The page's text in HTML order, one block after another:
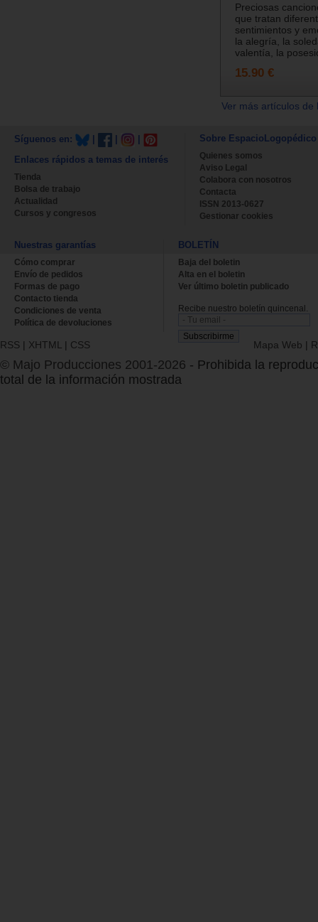
Preciosas
que tratan
sentimientos y
la alegría, la
valentía, la
15.90 €
Ver más artículos
Síguenos en:
Enlaces rápidos a temas de interés
Tienda
Bolsa de trabajo
Actualidad
Cursos y congresos
Sobre EspacioLogopédico
Quienes somos
Aviso Legal
Colabora con nosotros
Contacta
ISSN 2013-0627
Gestionar cookies
Nuestras garantías
Cómo comprar
Envío de pedidos
Formas de pago
Contacto tienda
Condiciones de venta
Política de devoluciones
BOLETÍN
Baja del boletin
Alta en el boletin
Ver último boletin publicado
Recibe nuestro boletín quincenal.
RSS | XHTML | CSS Mapa Web |
© Majo Producciones 2001-2026 - Prohibida la
total de la información mostrada